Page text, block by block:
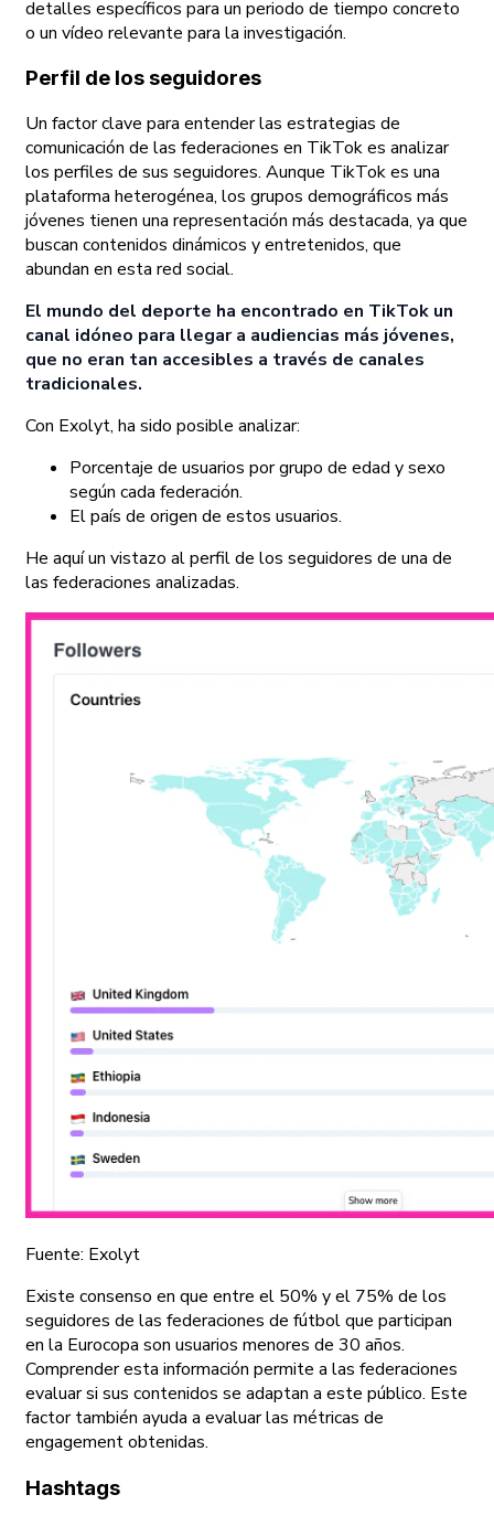
detalles específicos para un periodo de tiempo concreto
o un vídeo relevante para la investigación.
Perfil de los seguidores
Un factor clave para entender las estrategias de
comunicación de las federaciones en TikTok es analizar
los perfiles de sus seguidores. Aunque TikTok es una
plataforma heterogénea, los grupos demográficos más
jóvenes tienen una representación más destacada, ya que
buscan contenidos dinámicos y entretenidos, que
abundan en esta red social.
El mundo del deporte ha encontrado en TikTok un
canal idóneo para llegar a audiencias más jóvenes,
que no eran tan accesibles a través de canales
tradicionales.
Con Exolyt, ha sido posible analizar:
Porcentaje de usuarios por grupo de edad y sexo
según cada federación.
El país de origen de estos usuarios.
He aquí un vistazo al perfil de los seguidores de una de
las federaciones analizadas.
Fuente: Exolyt
Existe consenso en que entre el 50% y el 75% de los
seguidores de las federaciones de fútbol que participan
en la Eurocopa son usuarios menores de 30 años.
Comprender esta información permite a las federaciones
evaluar si sus contenidos se adaptan a este público. Este
factor también ayuda a evaluar las métricas de
engagement obtenidas.
Hashtags